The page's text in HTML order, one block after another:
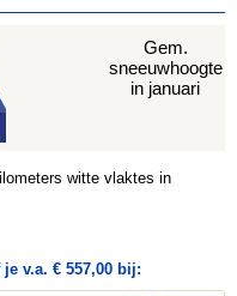
witte vlaktes in
Gem.
sneeuwhoogte
in januari
v.a. € 557,00 bij: